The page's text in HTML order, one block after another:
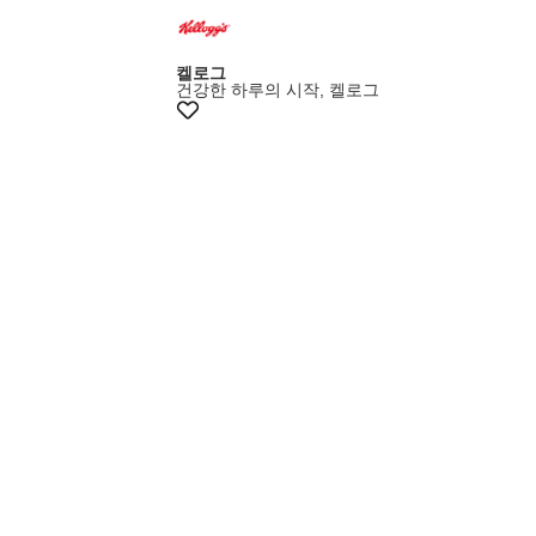
켈로그
건강한 하루의 시작, 켈로그